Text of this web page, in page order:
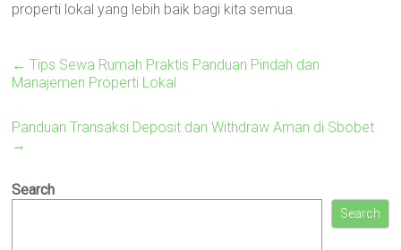
properti lokal yang lebih baik bagi kita semua.
← Tips Sewa Rumah Praktis Panduan Pindah dan
Manajemen Properti Lokal
Panduan Transaksi Deposit dan Withdraw Aman di Sbobet
→
Search
Search